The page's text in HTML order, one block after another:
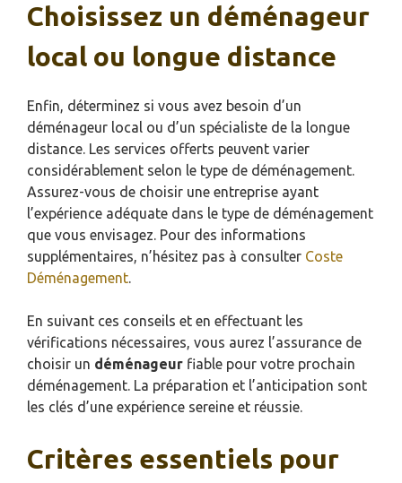
Choisissez un déménageur
local ou longue distance
Enfin, déterminez si vous avez besoin d’un
déménageur local ou d’un spécialiste de la longue
distance. Les services offerts peuvent varier
considérablement selon le type de déménagement.
Assurez-vous de choisir une entreprise ayant
l’expérience adéquate dans le type de déménagement
que vous envisagez. Pour des informations
supplémentaires, n’hésitez pas à consulter Coste
Déménagement.
En suivant ces conseils et en effectuant les
vérifications nécessaires, vous aurez l’assurance de
choisir un déménageur fiable pour votre prochain
déménagement. La préparation et l’anticipation sont
les clés d’une expérience sereine et réussie.
Critères essentiels pour